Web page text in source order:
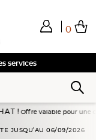
0
services
!Offre valable pour une
JUSQU’AU 06/09/2026